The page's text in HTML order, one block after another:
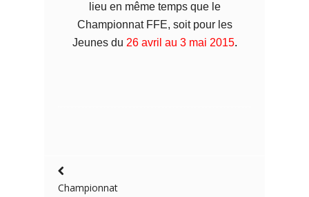
lieu en même temps que le
Championnat FFE, soit pour les
Jeunes du 26 avril au 3 mai 2015.
Championnat